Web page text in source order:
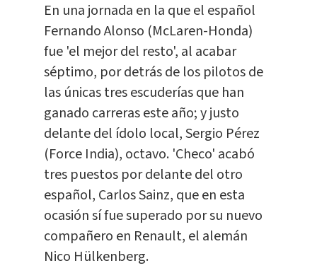
En una jornada en la que el español
Fernando Alonso (McLaren-Honda)
fue 'el mejor del resto', al acabar
séptimo, por detrás de los pilotos de
las únicas tres escuderías que han
ganado carreras este año; y justo
delante del ídolo local, Sergio Pérez
(Force India), octavo. 'Checo' acabó
tres puestos por delante del otro
español, Carlos Sainz, que en esta
ocasión sí fue superado por su nuevo
compañero en Renault, el alemán
Nico Hülkenberg.